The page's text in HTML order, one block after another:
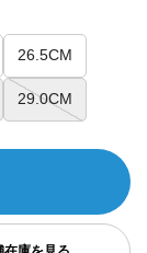
26.5CM
29.0CM